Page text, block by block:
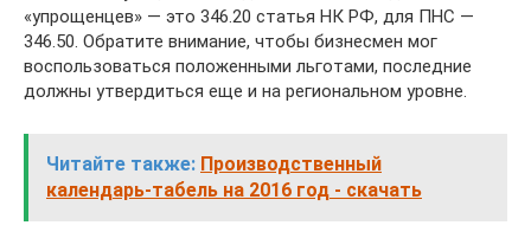
«упрощенцев» — это 346.20 статья НК РФ, для ПНС —
346.50. Обратите внимание, чтобы бизнесмен мог
воспользоваться положенными льготами, последние
должны утвердиться еще и на региональном уровне.
Читайте также: Производственный
календарь-табель на 2016 год - скачать